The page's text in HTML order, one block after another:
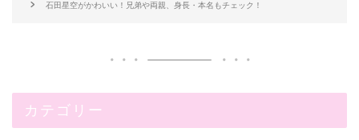
石田星空がかわいい！兄弟や両親、身長・本名もチェック！
カテゴリー